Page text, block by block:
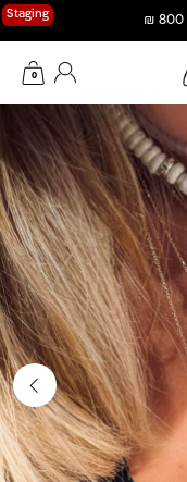
Staging
0
החשבון שלי